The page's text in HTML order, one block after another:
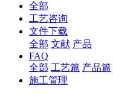
全部
工艺咨询
文件下载
全部 文献 产品
FAQ
全部 工艺篇 产品篇
施工管理